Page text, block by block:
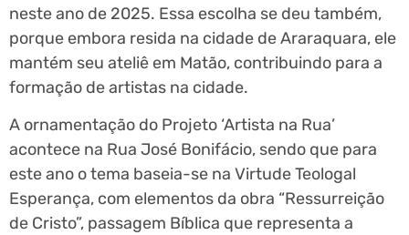
neste ano de 2025. Essa escolha se deu também,
porque embora resida na cidade de Araraquara, ele
mantém seu ateliê em Matão, contribuindo para a
formação de artistas na cidade.
A ornamentação do Projeto ‘Artista na Rua’
acontece na Rua José Bonifácio, sendo que para
este ano o tema baseia-se na Virtude Teologal
Esperança, com elementos da obra “Ressurreição
de Cristo”, passagem Bíblica que representa a